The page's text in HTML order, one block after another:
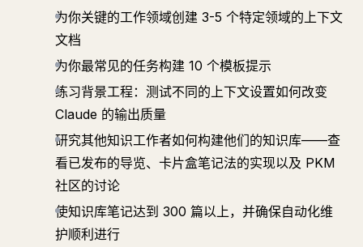
为你关键的工作领域创建 3-5 个特定领域的上下文
文档
为你最常见的任务构建 10 个模板提示
练习背景工程：测试不同的上下文设置如何改变
Claude 的输出质量
研究其他知识工作者如何构建他们的知识库——查
看已发布的导览、卡片盒笔记法的实现以及 PKM
社区的讨论
使知识库笔记达到 300 篇以上，并确保自动化维
护顺利进行